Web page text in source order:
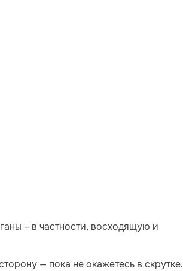
– в частности, восходящую и
— пока не окажетесь в скрутке.